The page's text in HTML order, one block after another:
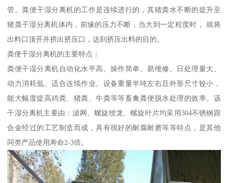
管。粪便干湿分离机的工作是连续进行的，其猪粪水不断的提升至
猪粪干湿分离机体内，前缘的压力不断，当大到一定程度时， 就将
出料口顶开并挤出挤压口，达到挤压出料的目的。
粪便干湿分离机的主要特点：
粪便干湿分离机自动化水平高、操作简单、易维修、日处理量大、
动力消耗低、适合连续作业。设备重量半吨左右且外形尺寸较小，
能大幅度提高鸡粪、猪粪、牛粪等等畜禽粪便脱水处理的效率。该
干湿分离机主要由：滤网、螺旋绞龙、螺旋叶片均采用304不锈钢跟
合金经过的工艺制造而成，具有很好的耐腐耐磨等等特点，是其他
同类产品使用寿命2-3倍。